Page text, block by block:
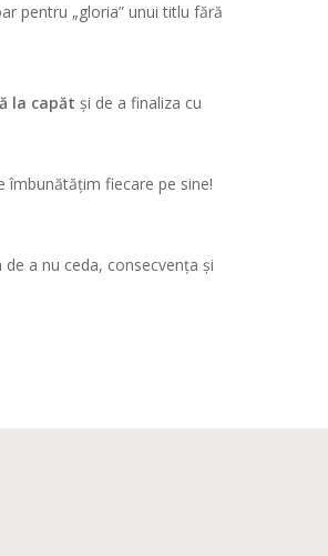
pentru „gloria” unui titlu fără
la capăt și de a finaliza cu
îmbunătățim fiecare pe sine!
a nu ceda, consecvența și